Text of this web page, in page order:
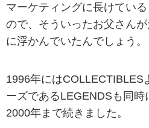
マーケティングに長けてい
ので、そういったお父さん
に浮かんでいたんでしょう。
1996年にはCOLLECTIBLES
ーズであるLEGENDSも同時
2000年まで続きました。